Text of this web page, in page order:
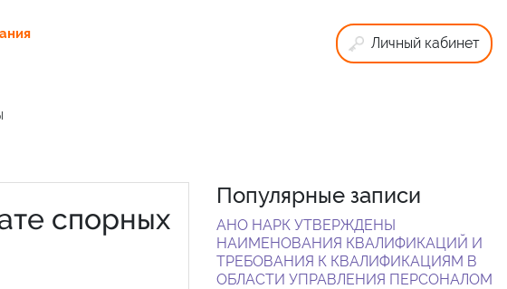
Личный кабинет
спорных
Популярные записи
АНО НАРК УТВЕРЖДЕНЫ
НАИМЕНОВАНИЯ КВАЛИФИКАЦИЙ И
ТРЕБОВАНИЯ К КВАЛИФИКАЦИЯМ В
ОБЛАСТИ УПРАВЛЕНИЯ ПЕРСОНАЛОМ